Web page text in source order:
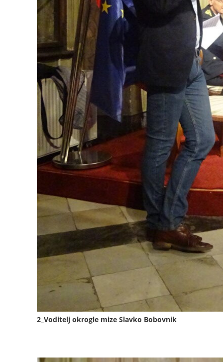
2_Voditelj okrogle mize Slavko Bobovnik